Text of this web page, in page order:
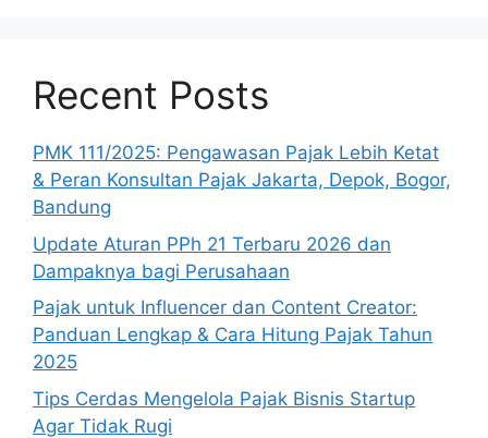
Recent Posts
PMK 111/2025: Pengawasan Pajak Lebih Ketat
& Peran Konsultan Pajak Jakarta, Depok, Bogor,
Bandung
Update Aturan PPh 21 Terbaru 2026 dan
Dampaknya bagi Perusahaan
Pajak untuk Influencer dan Content Creator:
Panduan Lengkap & Cara Hitung Pajak Tahun
2025
Tips Cerdas Mengelola Pajak Bisnis Startup
Agar Tidak Rugi